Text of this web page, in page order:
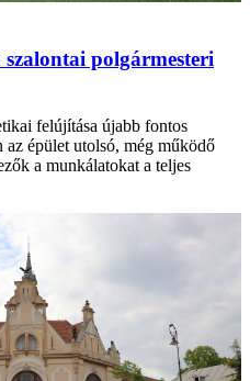
polgármesteri
felújítása újabb fontos
az épület utolsó, még működő
a munkálatokat a teljes